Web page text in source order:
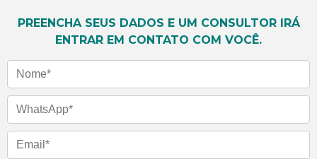
PREENCHA SEUS DADOS E UM CONSULTOR IRÁ
ENTRAR EM CONTATO COM VOCÊ.
Nome
WhatsApp
Email